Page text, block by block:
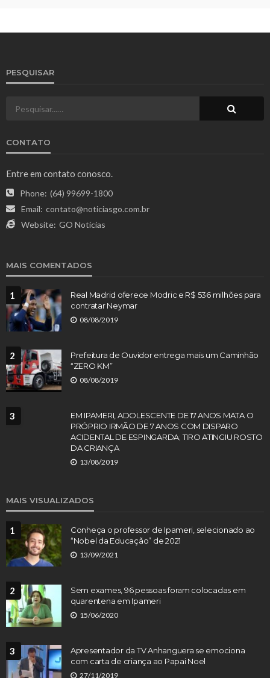
PESQUISAR
CONTATO
Entre em contato conosco.
Phone: (64) 99699-1800
Email: contato@noticiasgo.com.br
Website: GO Notícias
MAIS COMENTADOS
1
Real Madrid oferece Modric e R$ 536 milhões para
contratar Neymar
08/08/2019
2
Prefeitura de Ouvidor entrega mais um Caminhão
“ZERO KM”
08/08/2019
3
EM IPAMERI, ADOLESCENTE DE 17 ANOS MATA O
PRÓPRIO IRMÃO DE 7 ANOS COM DISPARO
ACIDENTAL DE ESPINGARDA; TIRO ATINGIU ROSTO
DA CRIANÇA
13/08/2019
MAIS VISUALIZADOS
1
Conheça o professor de Ipameri, selecionado ao
“Nobel da Educação” de 2021
13/09/2021
2
Sem exames, 96 pessoas foram colocadas em
quarentena em Ipameri
15/06/2020
3
Apresentador da TV Anhanguera se emociona
com carta de criança ao Papai Noel
27/11/2019